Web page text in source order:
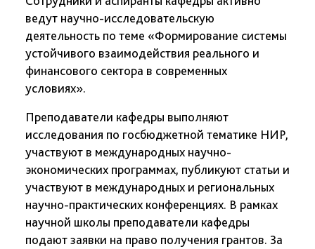
ведут научно-исследовательскую
деятельность по теме «Формирование системы
устойчивого взаимодействия реального и
финансового сектора в современных
условиях».
Преподаватели кафедры выполняют
исследования по госбюджетной тематике НИР,
участвуют в международных научно-
экономических программах, публикуют статьи и
участвуют в международных и региональных
научно-практических конференциях. В рамках
научной школы преподаватели кафедры
подают заявки на право получения грантов. За